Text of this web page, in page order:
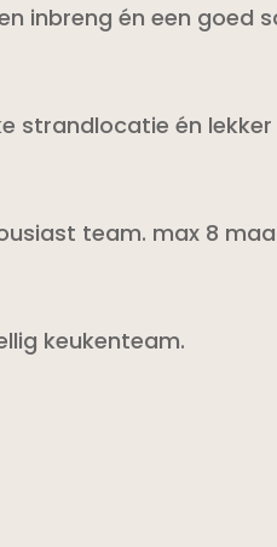
inbreng én een goed
strandlocatie én lekker
team. max 8
keukenteam.